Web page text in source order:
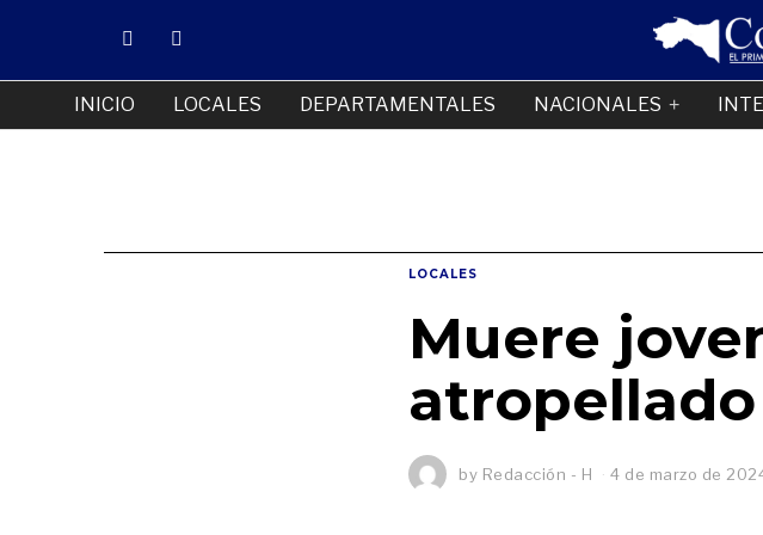
INICIO LOCALES DEPARTAMENTALES NACIONALES
LOCALES
Muere
by Redacción - H 4 de marzo de